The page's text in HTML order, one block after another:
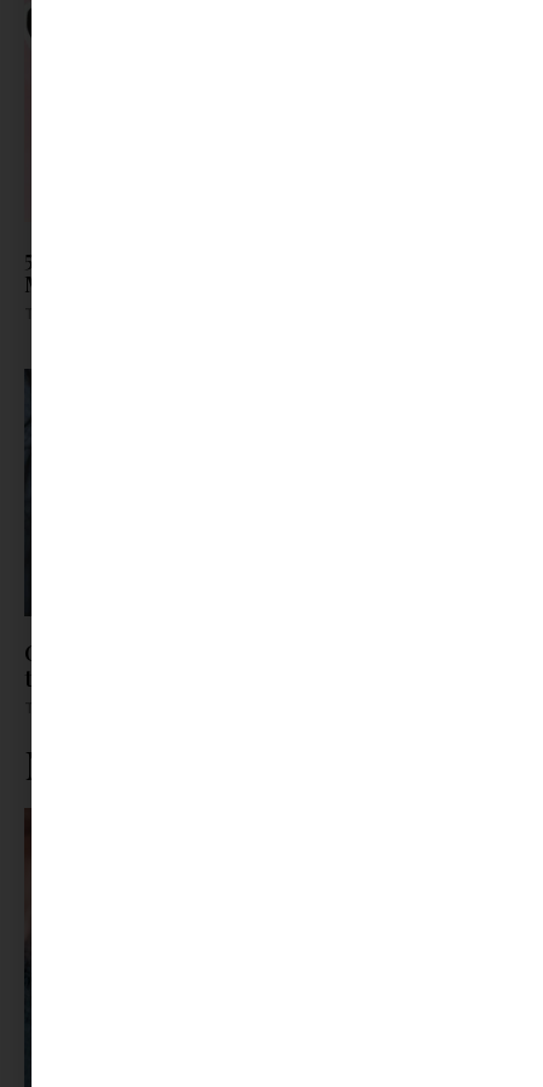
5 alapdarab az első arcápolási csomagba |
Minimag kamasz kitekintő
Gyerek bőrápolás TikTok-módra? – Mikor árt
többet, mint amennyit használ?
Ne maradj le rólunk